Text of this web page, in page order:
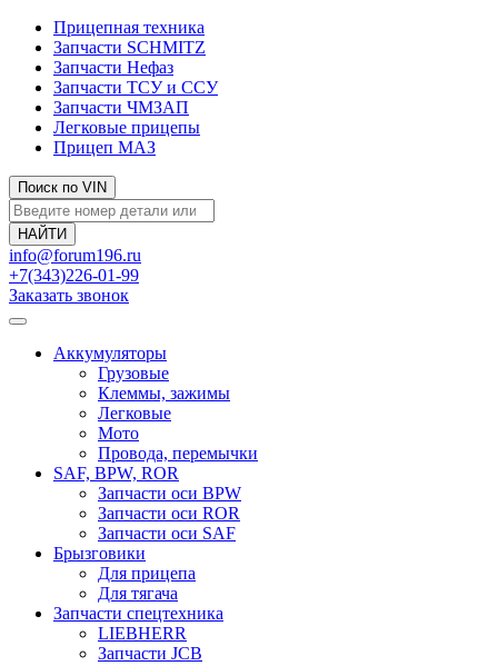
Прицепная техника
Запчасти SCHMITZ
Запчасти Нефаз
Запчасти ТСУ и ССУ
Запчасти ЧМЗАП
Легковые прицепы
Прицеп МАЗ
Поиск по VIN
info@forum196.ru
+7(343)226-01-99
Заказать звонок
Аккумуляторы
Грузовые
Клеммы, зажимы
Легковые
Мото
Провода, перемычки
SAF, BPW, ROR
Запчасти оси BPW
Запчасти оси ROR
Запчасти оси SAF
Брызговики
Для прицепа
Для тягача
Запчасти спецтехника
LIEBHERR
Запчасти JCB